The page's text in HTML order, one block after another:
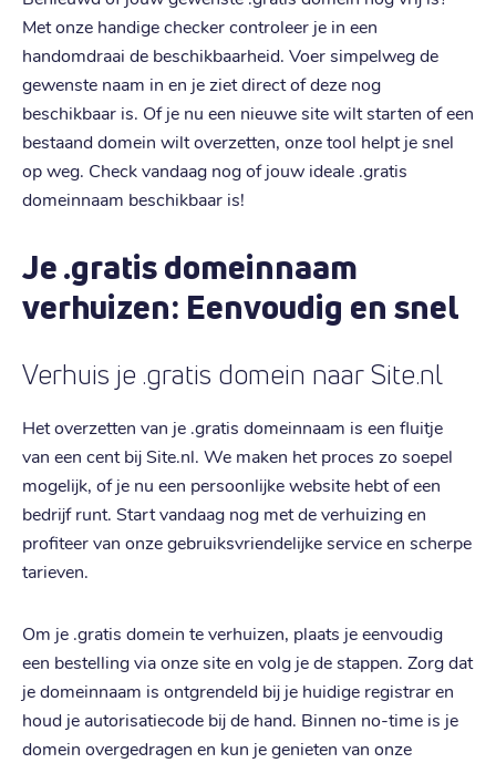
Met onze handige checker controleer je in een
handomdraai de beschikbaarheid. Voer simpelweg de
gewenste naam in en je ziet direct of deze nog
beschikbaar is. Of je nu een nieuwe site wilt starten of een
bestaand domein wilt overzetten, onze tool helpt je snel
op weg. Check vandaag nog of jouw ideale .gratis
domeinnaam beschikbaar is!
Je .gratis domeinnaam
verhuizen: Eenvoudig en snel
Verhuis je .gratis domein naar Site.nl
Het overzetten van je .gratis domeinnaam is een fluitje
van een cent bij Site.nl. We maken het proces zo soepel
mogelijk, of je nu een persoonlijke website hebt of een
bedrijf runt. Start vandaag nog met de verhuizing en
profiteer van onze gebruiksvriendelijke service en scherpe
tarieven.
Om je .gratis domein te verhuizen, plaats je eenvoudig
een bestelling via onze site en volg je de stappen. Zorg dat
je domeinnaam is ontgrendeld bij je huidige registrar en
houd je autorisatiecode bij de hand. Binnen no-time is je
domein overgedragen en kun je genieten van onze